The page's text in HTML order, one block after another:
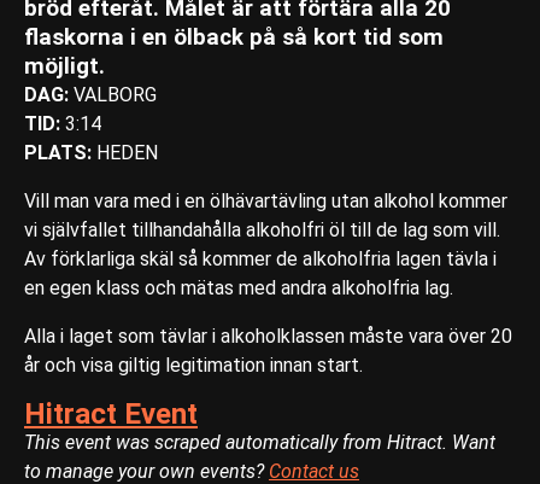
bröd efteråt. Målet är att förtära alla 20
flaskorna i en ölback på så kort tid som
möjligt.
DAG: VALBORG
TID: 3:14
PLATS: HEDEN
Vill man vara med i en ölhävartävling utan alkohol kommer
vi självfallet tillhandahålla alkoholfri öl till de lag som vill.
Av förklarliga skäl så kommer de alkoholfria lagen tävla i
en egen klass och mätas med andra alkoholfria lag.
Alla i laget som tävlar i alkoholklassen måste vara över 20
år och visa giltig legitimation innan start.
Hitract Event
This event was scraped automatically from Hitract. Want
to manage your own events? Contact us